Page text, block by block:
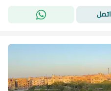
اتصل